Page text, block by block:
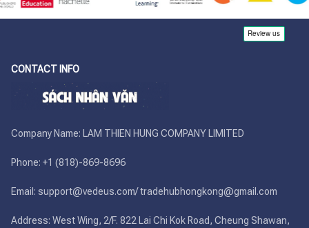
CONTACT INFO
Company Name: LAM THIEN HUNG COMPANY LIMITED
Phone: +1 (818)-869-8696
Email: support@vedeus.com/ tradehubhongkong@gmail.com
Address: West Wing, 2/F. 822 Lai Chi Kok Road, Cheung Shawan,